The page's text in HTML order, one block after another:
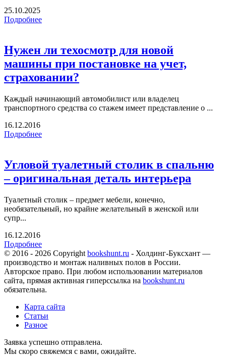
25.10.2025
Подробнее
Нужен ли техосмотр для новой
машины при постановке на учет,
страховании?
Каждый начинающий автомобилист или владелец
транспортного средства со стажем имеет представление о ...
16.12.2016
Подробнее
Угловой туалетный столик в спальню
– оригинальная деталь интерьера
Туалетный столик – предмет мебели, конечно,
необязательный, но крайне желательный в женской или
супр...
16.12.2016
Подробнее
© 2016 - 2026 Copyright bookshunt.ru - Холдинг-Буксхант —
производство и монтаж наливных полов в России.
Авторское право. При любом использовании материалов
сайта, прямая активная гиперссылка на bookshunt.ru
обязательна.
Карта сайта
Статьи
Разное
Заявка успешно отправлена.
Мы скоро свяжемся с вами, ожидайте.